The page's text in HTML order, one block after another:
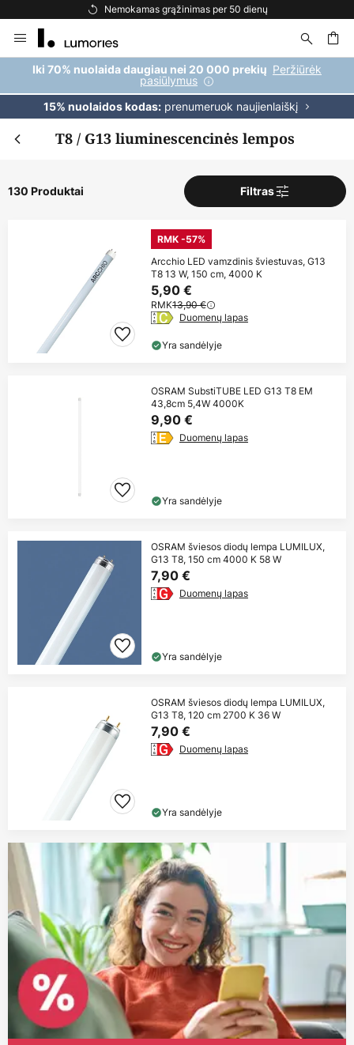
Nemokamas pristatymas užsakymams, viršijantiems 69 €
to
Content
Iki 70% nuolaida daugiau nei 20 000 prekių Peržiūrėk
pasiūlymus
15% nuolaidos kodas:prenumeruok naujienlaiškį
T8 / G13 liuminescencinės lempos
130 Produktai Filtras
RMK -57%
Arcchio LED vamzdinis šviestuvas, G13
T8 13 W, 150 cm, 4000 K
5,90 €
RMK13,90 €
Duomenų lapas
Yra sandėlyje
OSRAM SubstiTUBE LED G13 T8 EM
43,8cm 5,4W 4000K
9,90 €
Duomenų lapas
Yra sandėlyje
OSRAM šviesos diodų lempa LUMILUX,
G13 T8, 150 cm 4000 K 58 W
7,90 €
Duomenų lapas
Yra sandėlyje
OSRAM šviesos diodų lempa LUMILUX,
G13 T8, 120 cm 2700 K 36 W
7,90 €
Duomenų lapas
Yra sandėlyje